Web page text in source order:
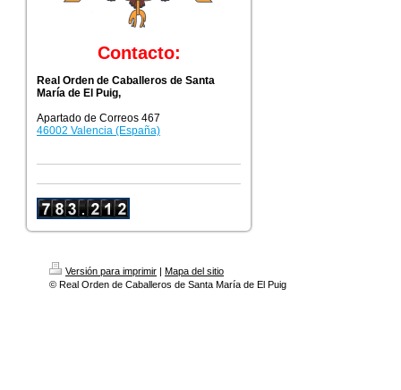
Contacto:
Real Orden de Caballeros de Santa
María de El Puig,
Apartado de Correos 467
46002 Valencia (España)
Versión para imprimir | Mapa del sitio
© Real Orden de Caballeros de Santa María de El Puig